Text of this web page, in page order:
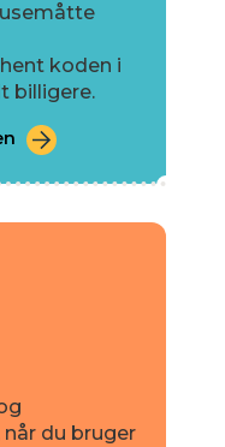
koden i
billigere.
du bruger